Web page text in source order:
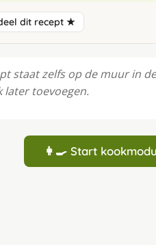
dit recept ★
staat zelfs op de muur in
later toevoegen.
👩‍🍳 Start